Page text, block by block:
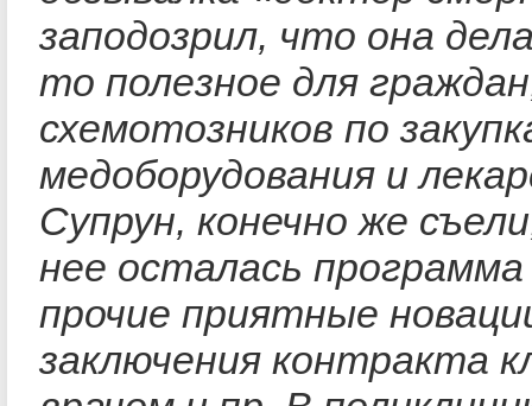
заподозрил, что она
то полезное для
схемотозников по
медоборудования и
Супрун, конечно же
нее осталась
прочие приятные
заключения контракта